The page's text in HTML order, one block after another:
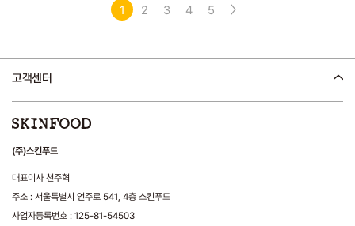
1 2 3 4 5
고객센터
(주)스킨푸드
대표이사 천주혁
주소 : 서울특별시 언주로 541, 4층 스킨푸드
사업자등록번호 : 125-81-54503